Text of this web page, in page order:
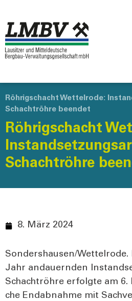
Röhrigschacht Wettelrode:
Schachtröhre beendet
Röhrigschacht
Schachtröhre
8. März 2024
Sondershausen/Wettelrode.
Jahr andau­ern­den
Schacht­röh­re erfolg­te am
che End­ab­nah­me mit